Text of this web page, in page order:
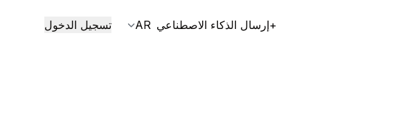
+إرسال الذكاء الاصطناعي AR تسجيل الدخول